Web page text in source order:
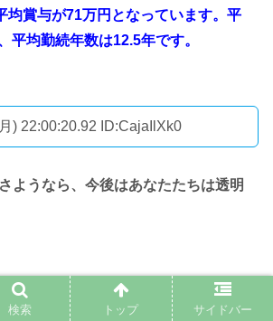
均賞与が71万円となっています。平
平均勤続年数は12.5年です。
) 22:00:20.92 ID:CajaIlXk0
ようなら、今後はあなたたちは透明
) 22:00:40.67 ID:KEgH2OP+0
検索 トップ サイドバー